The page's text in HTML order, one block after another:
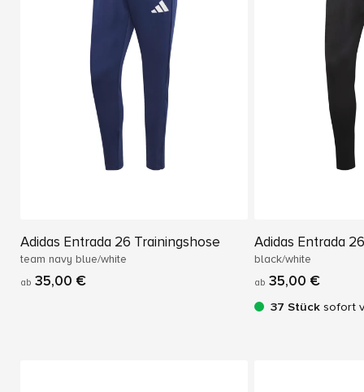
Adidas Entrada 26 Trainingshose
team navy blue/white
ab 35,00 €
Adidas Entrada
black/white
ab 35,00 €
37 Stück sofort